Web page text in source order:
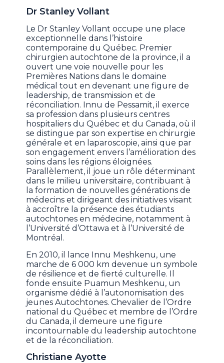
Dr Stanley Vollant
Le Dr Stanley Vollant occupe une place
exceptionnelle dans l’histoire
contemporaine du Québec. Premier
chirurgien autochtone de la province, il a
ouvert une voie nouvelle pour les
Premières Nations dans le domaine
médical tout en devenant une figure de
leadership, de transmission et de
réconciliation. Innu de Pessamit, il exerce
sa profession dans plusieurs centres
hospitaliers du Québec et du Canada, où il
se distingue par son expertise en chirurgie
générale et en laparoscopie, ainsi que par
son engagement envers l’amélioration des
soins dans les régions éloignées.
Parallèlement, il joue un rôle déterminant
dans le milieu universitaire, contribuant à
la formation de nouvelles générations de
médecins et dirigeant des initiatives visant
à accroître la présence des étudiants
autochtones en médecine, notamment à
l’Université d’Ottawa et à l’Université de
Montréal.
En 2010, il lance Innu Meshkenu, une
marche de 6 000 km devenue un symbole
de résilience et de fierté culturelle. Il
fonde ensuite Puamun Meshkenu, un
organisme dédié à l’autonomisation des
jeunes Autochtones. Chevalier de l’Ordre
national du Québec et membre de l’Ordre
du Canada, il demeure une figure
incontournable du leadership autochtone
et de la réconciliation.
Christiane Ayotte